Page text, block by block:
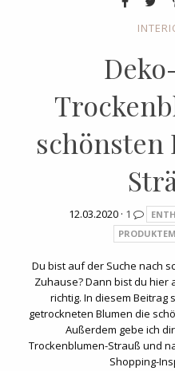
schönsten
12.03.2020 · 1
Du bist auf der Suche nach
Zuhause? Dann bist du hier
richtig. In diesem Beitrag
getrockneten Blumen die
Außerdem gebe ich
Trockenblumen-Strauß und
Shopping-